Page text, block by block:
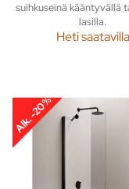
suihkuseinä kääntyvällä
lasilla.
Heti saatavilla
Alk. -20%